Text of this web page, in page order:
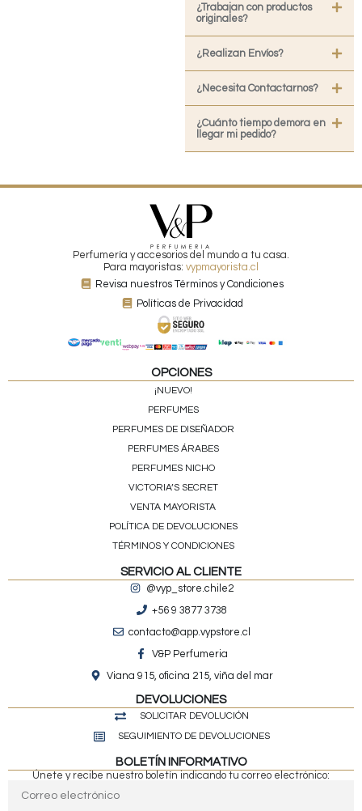
¿Trabajan con productos
originales?
¿Realizan Envíos?
¿Necesita Contactarnos?
¿Cuánto tiempo demora en
llegar mi pedido?
Perfumería y accesorios del mundo a tu casa.
Para mayoristas: vypmayorista.cl
Revisa nuestros Términos y Condiciones
Políticas de Privacidad
OPCIONES
¡NUEVO!
PERFUMES
PERFUMES DE DISEÑADOR
PERFUMES ÁRABES
PERFUMES NICHO
VICTORIA’S SECRET
VENTA MAYORISTA
POLÍTICA DE DEVOLUCIONES
TÉRMINOS Y CONDICIONES
SERVICIO AL CLIENTE
@vyp_store.chile2
+56 9 3877 3738
contacto@app.vypstore.cl
V&P Perfumeria
Viana 915, oficina 215, viña del mar
DEVOLUCIONES
SOLICITAR DEVOLUCIÓN
SEGUIMIENTO DE DEVOLUCIONES
BOLETÍN INFORMATIVO
Únete y recibe nuestro boletín indicando tu correo electrónico: